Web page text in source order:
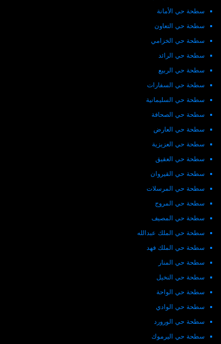
سطحة حي الأمانة
سطحة حي التعاون
سطحة حي الخزامي
سطحة حي الرائد
سطحة حي الربيع
سطحة حي السفارات
سطحة حي السليمانية
سطحة حي الصحافة
سطحة حي العارض
سطحة حي العزيزية
سطحة حي العقيق
سطحة حي القيروان
سطحة حي المرسلات
سطحة حي المروج
سطحة حي المصيف
سطحة حي الملك عبدالله
سطحة حي الملك فهد
سطحة حي المنار
سطحة حي النخيل
سطحة حي الواحة
سطحة حي الوادي
سطحة حي الورورد
سطحة حي اليرموك